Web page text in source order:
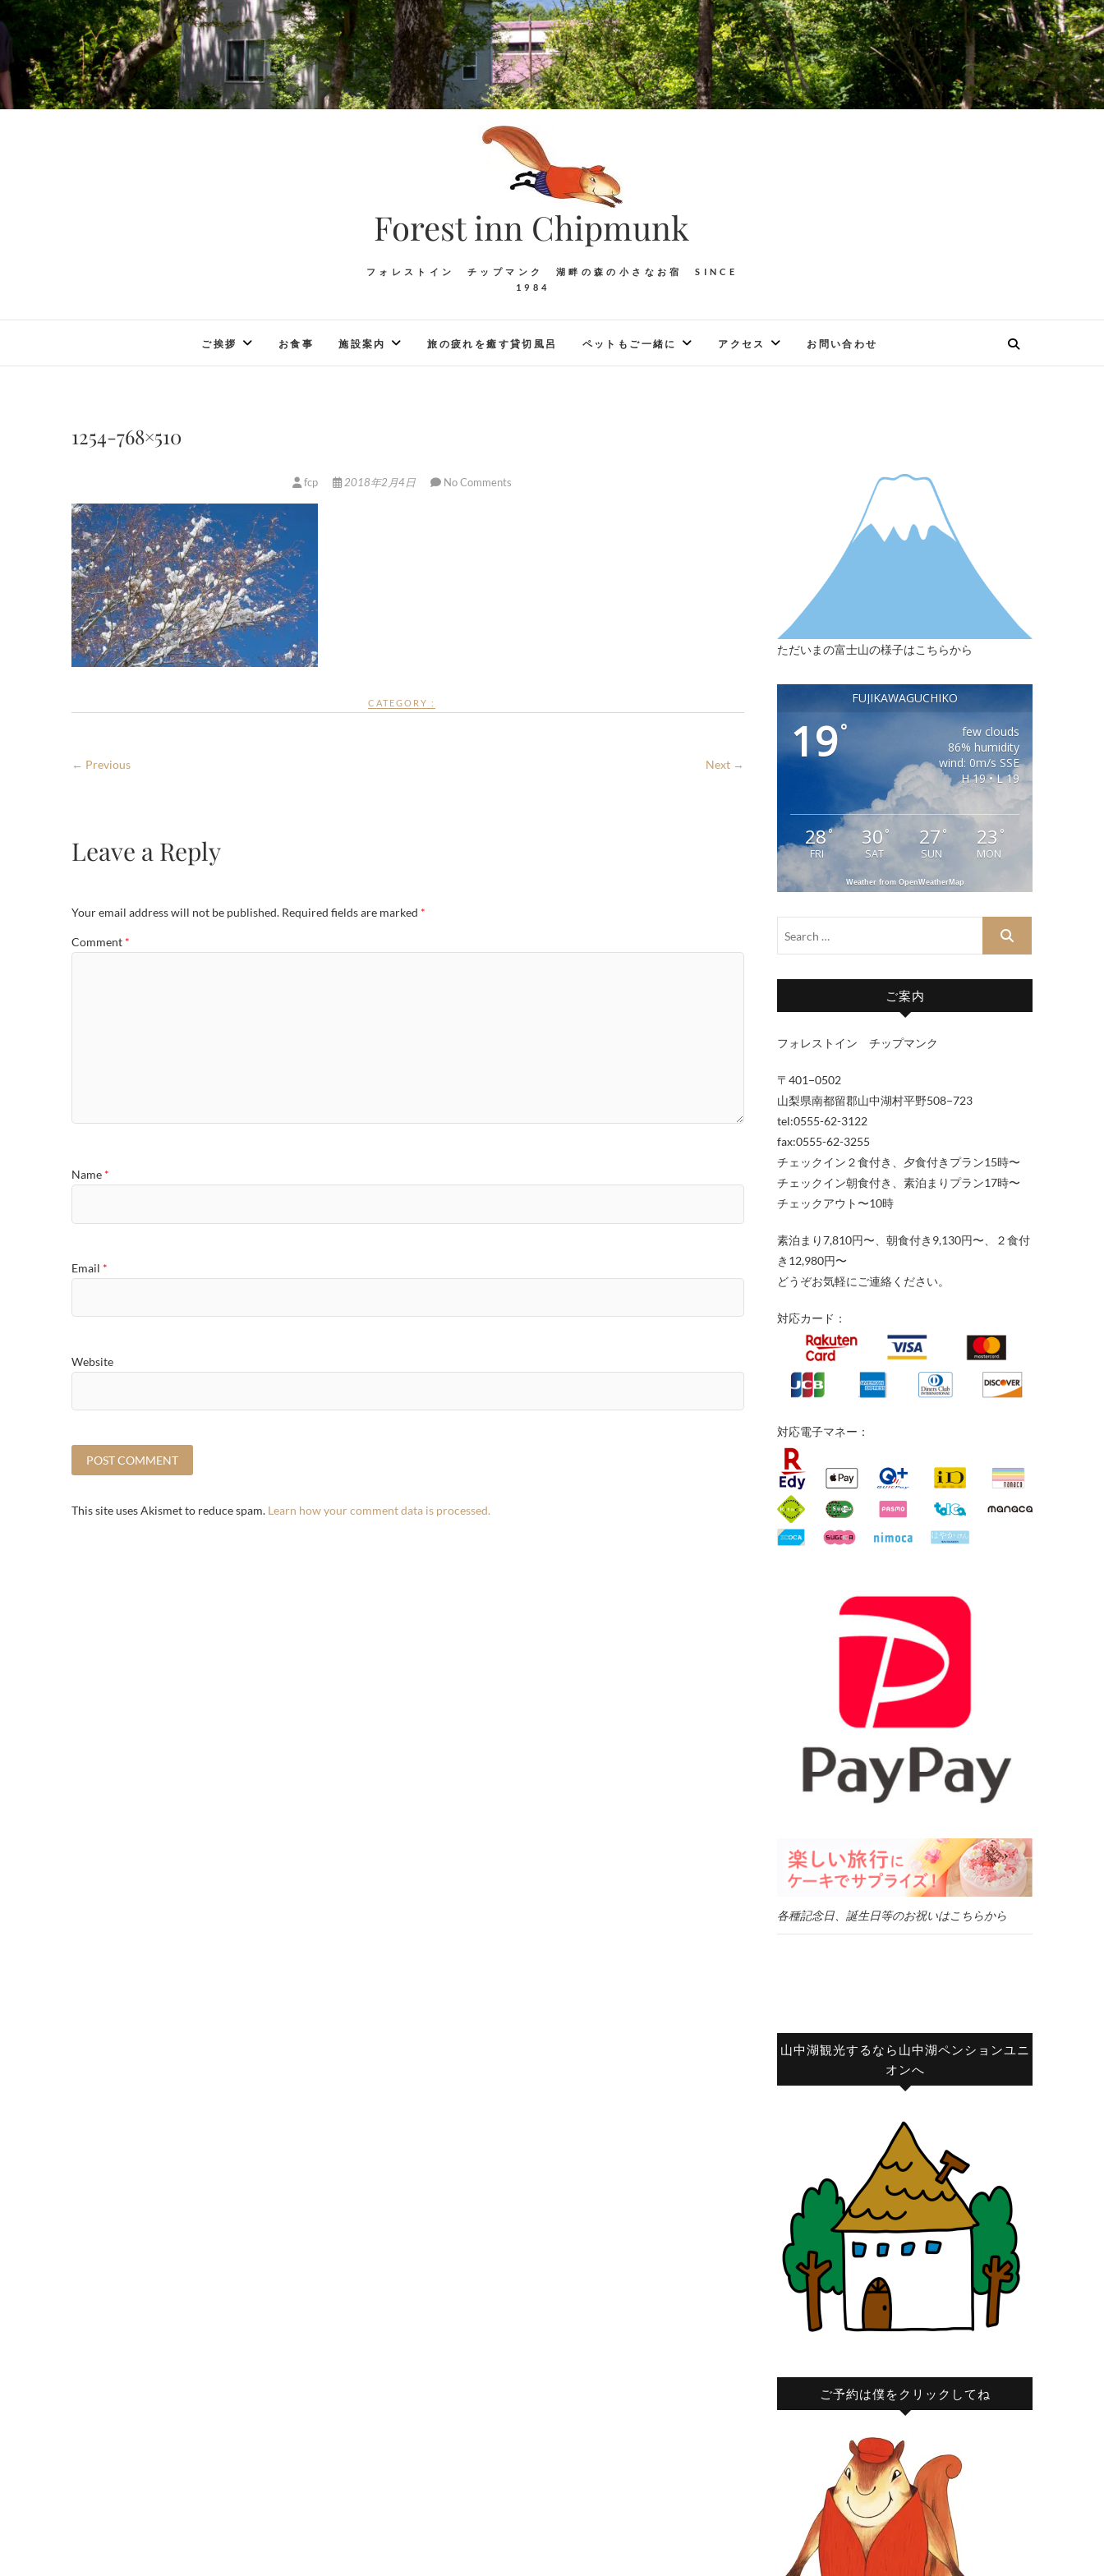
Forest inn Chipmunk
フォレストイン チップマンク 湖畔の森の小さなお宿 SINCE
1984
ご挨拶 お食事 施設案内 旅の疲れを癒す貸切風呂 ペットもご一緒に アクセス お問い合わせ
1254-768×510
fcp 2018年2月4日 No Comments
CATEGORY :
← Previous Next →
Leave a Reply
Your email address will not be published. Required fields are marked *
Comment *
Name *
Email *
Website
This site uses Akismet to reduce spam. Learn how your comment data is processed.
ただいまの富士山の様子はこちらから
FUJIKAWAGUCHIKO
19°
few clouds
86% humidity
wind: 0m/s SSE
H 19 • L 19
28°
FRI
30 °
SAT
27°
SUN
23 °
MON
Weather from OpenWeatherMap
ご案内
フォレストイン チップマンク
〒401−0502
山梨県南都留郡山中湖村平野508−723
tel:0555-62-3122
fax:0555-62-3255
チェックイン２食付き、夕食付きプラン15時〜
チェックイン朝食付き、素泊まりプラン17時〜
チェックアウト〜10時
素泊まり7,810円〜、朝食付き9,130円〜、２食付
き12,980円〜
どうぞお気軽にご連絡ください。
対応カード：
対応電子マネー：
各種記念日、誕生日等のお祝いはこちらから
山中湖観光するなら山中湖ペンションユニ
オンへ
ご予約は僕をクリックしてね